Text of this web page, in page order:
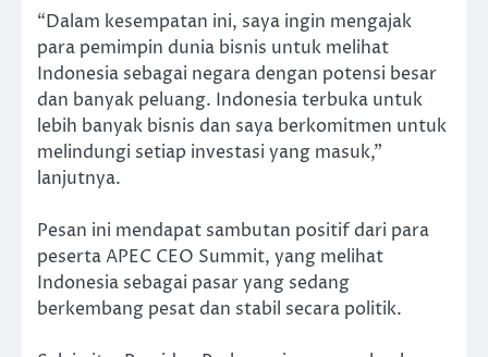
“Dalam kesempatan ini, saya ingin mengajak
para pemimpin dunia bisnis untuk melihat
Indonesia sebagai negara dengan potensi besar
dan banyak peluang. Indonesia terbuka untuk
lebih banyak bisnis dan saya berkomitmen untuk
melindungi setiap investasi yang masuk,”
lanjutnya.
Pesan ini mendapat sambutan positif dari para
peserta APEC CEO Summit, yang melihat
Indonesia sebagai pasar yang sedang
berkembang pesat dan stabil secara politik.